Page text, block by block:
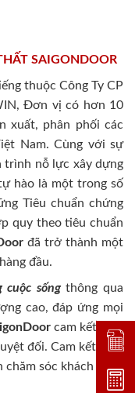
SAIGONDOOR
thuộc Công Ty CP
Đơn vị có hơn 10
xuất, phân phối các
Nam. Cùng với sự
trình nỗ lực xây dựng
hào là một trong số
Tiêu chuẩn chứng
quy theo tiêu chuẩn
đã trở thành một
đầu.
cuộc sốngthông qua
cao, đáp ứng mọi
cam kết đem
đối. Cam kết chất
chăm sóc khách hàng
Đặt
Dự